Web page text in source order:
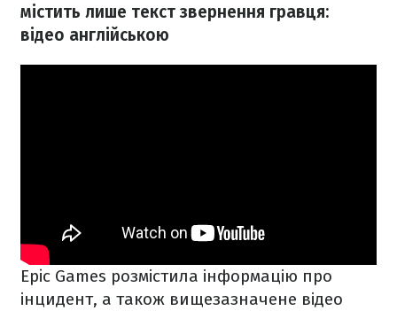
містить лише текст звернення гравця:
відео англійською
Epic Games розмістила інформацію про
інцидент, а також вищезазначене відео